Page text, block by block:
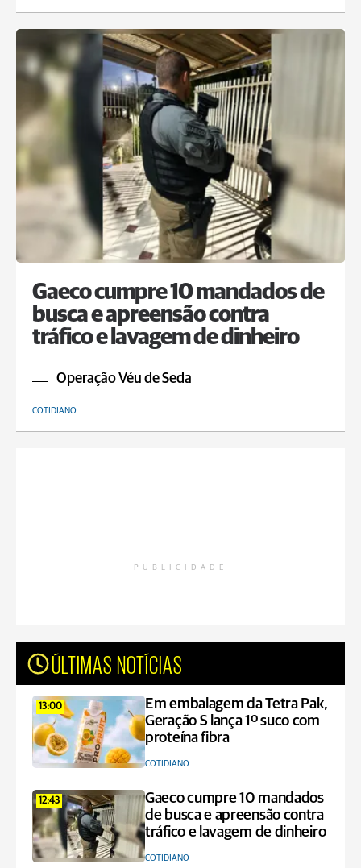
Gaeco cumpre 10 mandados de
busca e apreensão contra
tráfico e lavagem de dinheiro
Operação Véu de Seda
COTIDIANO
PUBLICIDADE
ÚLTIMAS NOTÍCIAS
13:00
Em embalagem da Tetra Pak,
Geração S lança 1º suco com
proteína fibra
COTIDIANO
12:43
Gaeco cumpre 10 mandados
de busca e apreensão contra
tráfico e lavagem de dinheiro
COTIDIANO